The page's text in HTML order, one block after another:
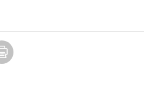
Imprimer